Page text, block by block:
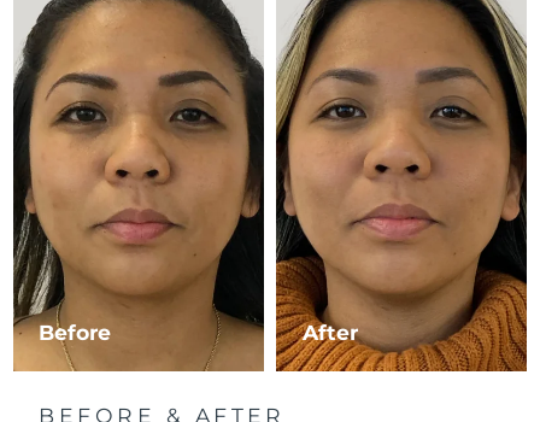
Before After
BEFORE & AFTER
全部购买
FOREO APP
关于我们
泽西岛 预计送达日期8/14/26
哈萨克斯坦 预计送达日期8/11/26
科威特 预计送达日期8/9/26
拉脱维亚 预计送达日期
黎巴嫩 预计送达日期 8/10/26
立陶宛 预计送达日期 8/9/26
卢森堡 预计送达日期8/9/26
中国澳门特别行政区